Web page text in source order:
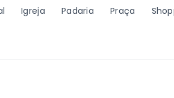
Igreja Padaria Praça